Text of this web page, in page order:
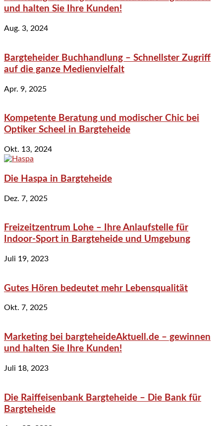
und halten Sie Ihre Kunden!
Aug. 3, 2024
Bargteheider Buchhandlung – Schnellster Zugriff
auf die ganze Medienvielfalt
Apr. 9, 2025
Kompetente Beratung und modischer Chic bei
Optiker Scheel in Bargteheide
Okt. 13, 2024
Die Haspa in Bargteheide
Dez. 7, 2025
Freizeitzentrum Lohe – Ihre Anlaufstelle für
Indoor-Sport in Bargteheide und Umgebung
Juli 19, 2023
Gutes Hören bedeutet mehr Lebensqualität
Okt. 7, 2025
Marketing bei bargteheideAktuell.de – gewinnen
und halten Sie Ihre Kunden!
Juli 18, 2023
Die Raiffeisenbank Bargteheide – Die Bank für
Bargteheide